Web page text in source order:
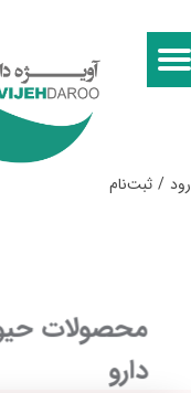
/ ثبت‌نام
حساب کاربری من
تغییر گذر واژه
محصولات
دارو